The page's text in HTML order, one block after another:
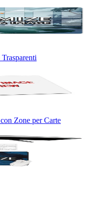
Zone per Carte